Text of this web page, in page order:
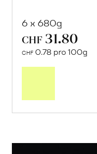
6 x 680g
CHF 31.80
CHF 0.78 pro 100g